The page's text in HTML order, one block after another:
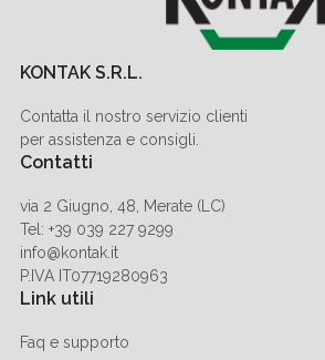
KONTAK S.R.L.
Contatta il nostro servizio clienti
per assistenza e consigli.
Contatti
via 2 Giugno, 48, Merate (LC)
Tel: +39 039 227 9299
info@kontak.it
P.IVA IT07719280963
Link utili
Faq e supporto